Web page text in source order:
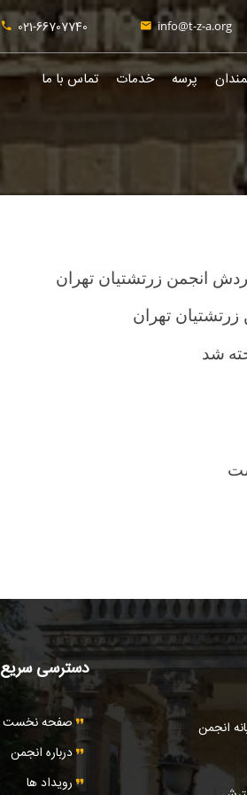
021-66707740 info@t-z-a.org
پرسه خدمات تماس با ما
انجمن زرتشتيان تهران
زرتشتيان تهران
‌شد
دسترسی سریع
صفحه نخست
درباره انجمن
رویداد ها
انجمن